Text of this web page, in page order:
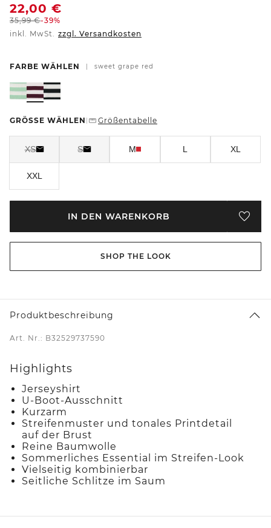
22,00 €
35,99€-39%
inkl. MwSt. zzgl. Versandkosten
FARBE WÄHLEN sweet grape red
GRÖSSE WÄHLEN Größentabelle
XS S M L XL
XXL
IN DEN WARENKORB
SHOP THE LOOK
Produktbeschreibung
Art. Nr.: B32529737590
Highlights
Jerseyshirt
U-Boot-Ausschnitt
Kurzarm
Streifenmuster und tonales Printdetail
auf der Brust
Reine Baumwolle
Sommerliches Essential im Streifen-Look
Vielseitig kombinierbar
Seitliche Schlitze im Saum